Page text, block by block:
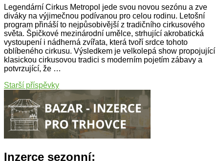
Legendární Cirkus Metropol jede svou novou sezónu a zve
diváky na výjimečnou podívanou pro celou rodinu. Letošní
program přináší to nejpůsobivější z tradičního cirkusového
světa. Špičkové mezinárodní umělce, strhující akrobatická
vystoupení i nádherná zvířata, která tvoří srdce tohoto
oblíbeného cirkusu. Výsledkem je velkolepá show propojující
klasickou cirkusovou tradici s moderním pojetím zábavy a
potvrzující, že …
Navigace
pro
příspěvky
Starší příspěvky
Inzerce sezonní: